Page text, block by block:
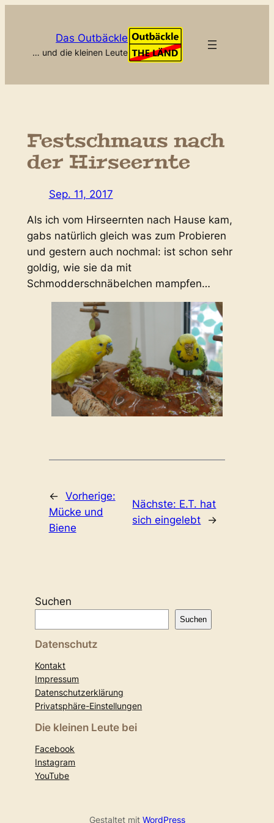
Das Outbäckle
… und die kleinen Leute
Festschmaus nach
der Hirseernte
Sep. 11, 2017
Als ich vom Hirseernten nach Hause kam,
gabs natürlich gleich was zum Probieren
und gestern auch nochmal: ist schon sehr
goldig, wie sie da mit
Schmodderschnäbelchen mampfen…
← Vorherige:
Mücke und
Biene
Nächste: E.T. hat
sich eingelebt
→
Suchen
Suchen
Datenschutz
Kontakt
Impressum
Datenschutzerklärung
Privatsphäre-Einstellungen
Die kleinen Leute bei
Facebook
Instagram
YouTube
Gestaltet mit WordPress